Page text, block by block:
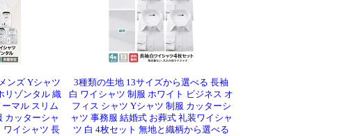
ンズ Yシャツ
リゾンタル 織
マル スリム
カッターシャ
ワイシャツ 長
3種類の生地 13サイズから選べる 長袖
白 ワイシャツ 制服 ホワイト ビジネス オ
フィス シャツ Yシャツ 制服 カッターシ
ャツ 事務服 結婚式 お葬式 礼装ワイシャ
ツ 白 4枚セット 無地と織柄から選べる